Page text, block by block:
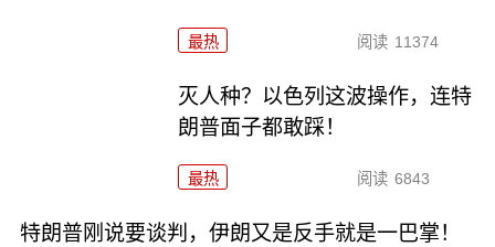
最热 阅读 11374
灭人种？以色列这波操作，连特
朗普面子都敢踩！
最热 阅读 6843
特朗普刚说要谈判，伊朗又是反手就是一巴掌！